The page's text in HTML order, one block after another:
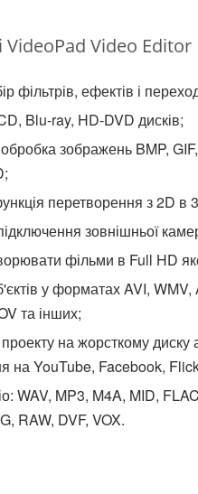
VideoPad Video Editor
фільтрів, ефектів і
Blu-ray, HD-DVD дисків;
обробка зображень BMP,
перетворення з 2D в
зовнішньої
фільми в Full HD
у форматах AVI, WMV,
та інших;
на жорсткому диску
на YouTube, Facebook,
WAV, MP3, M4A, MID,
RAW, DVF, VOX.